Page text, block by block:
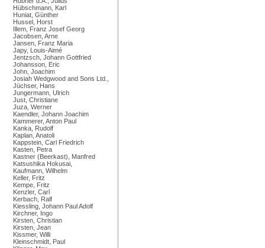
Hübschmann, Karl
Huniat, Günther
Hussel, Horst
Illem, Franz Josef Georg
Jacobsen, Arne
Jansen, Franz Maria
Japy, Louis-Aimé
Jentzsch, Johann Gottfried
Johansson, Eric
John, Joachim
Josiah Wedgwood and Sons Ltd.,
Jüchser, Hans
Jungermann, Ulrich
Just, Christiane
Juza, Werner
Kaendler, Johann Joachim
Kammerer, Anton Paul
Kanka, Rudolf
Kaplan, Anatoli
Kappstein, Carl Friedrich
Kasten, Petra
Kastner (Beerkast), Manfred
Katsushika Hokusai,
Kaufmann, Wilhelm
Keller, Fritz
Kempe, Fritz
Kenzler, Carl
Kerbach, Ralf
Kiessling, Johann Paul Adolf
Kirchner, Ingo
Kirsten, Christian
Kirsten, Jean
Kissmer, Willi
Kleinschmidt, Paul